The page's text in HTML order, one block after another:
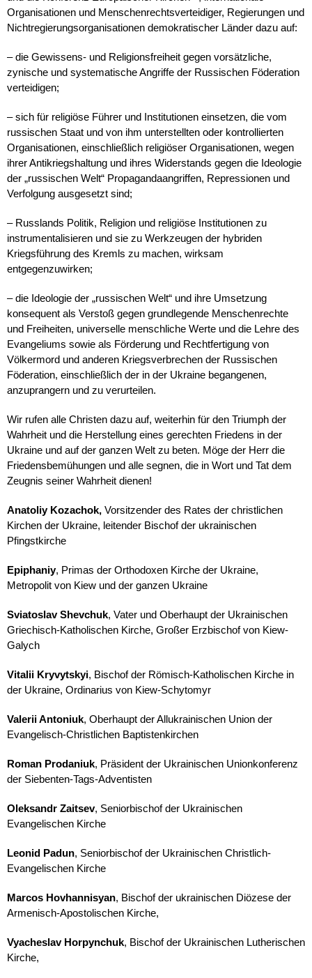
Organisationen und Menschenrechtsverteidiger, Regierungen und
Nichtregierungsorganisationen demokratischer Länder dazu auf:
– die Gewissens- und Religionsfreiheit gegen vorsätzliche,
zynische und systematische Angriffe der Russischen Föderation
verteidigen;
– sich für religiöse Führer und Institutionen einsetzen, die vom
russischen Staat und von ihm unterstellten oder kontrollierten
Organisationen, einschließlich religiöser Organisationen, wegen
ihrer Antikriegshaltung und ihres Widerstands gegen die Ideologie
der „russischen Welt“ Propagandaangriffen, Repressionen und
Verfolgung ausgesetzt sind;
– Russlands Politik, Religion und religiöse Institutionen zu
instrumentalisieren und sie zu Werkzeugen der hybriden
Kriegsführung des Kremls zu machen, wirksam
entgegenzuwirken;
– die Ideologie der „russischen Welt“ und ihre Umsetzung
konsequent als Verstoß gegen grundlegende Menschenrechte
und Freiheiten, universelle menschliche Werte und die Lehre des
Evangeliums sowie als Förderung und Rechtfertigung von
Völkermord und anderen Kriegsverbrechen der Russischen
Föderation, einschließlich der in der Ukraine begangenen,
anzuprangern und zu verurteilen.
Wir rufen alle Christen dazu auf, weiterhin für den Triumph der
Wahrheit und die Herstellung eines gerechten Friedens in der
Ukraine und auf der ganzen Welt zu beten. Möge der Herr die
Friedensbemühungen und alle segnen, die in Wort und Tat dem
Zeugnis seiner Wahrheit dienen!
Anatoliy Kozachok, Vorsitzender des Rates der christlichen
Kirchen der Ukraine, leitender Bischof der ukrainischen
Pfingstkirche
Epiphaniy, Primas der Orthodoxen Kirche der Ukraine,
Metropolit von Kiew und der ganzen Ukraine
Sviatoslav Shevchuk, Vater und Oberhaupt der Ukrainischen
Griechisch-Katholischen Kirche, Großer Erzbischof von Kiew-
Galych
Vitalii Kryvytskyi, Bischof der Römisch-Katholischen Kirche in
der Ukraine, Ordinarius von Kiew-Schytomyr
Valerii Antoniuk, Oberhaupt der Allukrainischen Union der
Evangelisch-Christlichen Baptistenkirchen
Roman Prodaniuk, Präsident der Ukrainischen Unionkonferenz
der Siebenten-Tags-Adventisten
Oleksandr Zaitsev, Seniorbischof der Ukrainischen
Evangelischen Kirche
Leonid Padun, Seniorbischof der Ukrainischen Christlich-
Evangelischen Kirche
Marcos Hovhannisyan, Bischof der ukrainischen Diözese der
Armenisch-Apostolischen Kirche,
Vyacheslav Horpynchuk, Bischof der Ukrainischen Lutherischen
Kirche,